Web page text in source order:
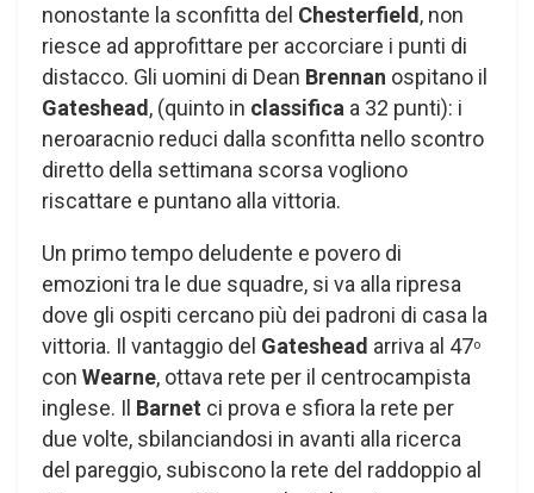
nonostante la sconfitta del Chesterfield, non
riesce ad approfittare per accorciare i punti di
distacco. Gli uomini di Dean Brennan ospitano il
Gateshead, (quinto in classifica a 32 punti): i
neroaracnio reduci dalla sconfitta nello scontro
diretto della settimana scorsa vogliono
riscattare e puntano alla vittoria.
Un primo tempo deludente e povero di
emozioni tra le due squadre, si va alla ripresa
dove gli ospiti cercano più dei padroni di casa la
vittoria. Il vantaggio del Gateshead arriva al 47o
con Wearne, ottava rete per il centrocampista
inglese. Il Barnet ci prova e sfiora la rete per
due volte, sbilanciandosi in avanti alla ricerca
del pareggio, subiscono la rete del raddoppio al